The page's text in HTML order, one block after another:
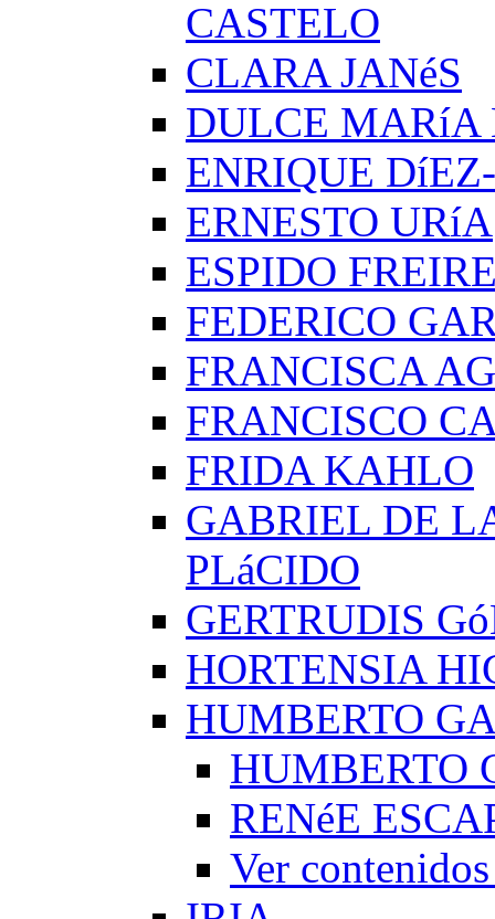
CASTELO
CLARA JANéS
DULCE MARíA
ENRIQUE
ERNESTO URíA
ESPIDO
FEDERICO
FRANCISCA
FRANCISCO
FRIDA KAHLO
GABRIEL DE
PLáCIDO
GERTRUDIS
HORTENSIA
HUMBERTO
HUMBERTO
RENéE
Ver